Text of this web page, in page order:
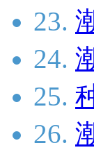
23.
24.
25.
26.